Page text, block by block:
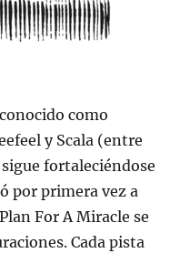
como
y Scala (entre
fortaleciéndose
por primera vez a
For A Miracle se
Cada pista